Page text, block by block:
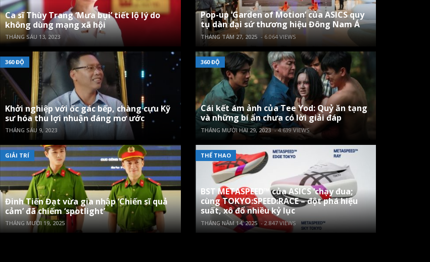
Ca sĩ Thùy Trang ‘Mưa bụi’ tiết lộ lý do
không dùng mạng xã hội
THÁNG SÁU 13, 2023
360 ĐỘ
Khởi nghiệp với ốc gác bếp, chàng cựu Kỹ
sư hóa thu lợi nhuận đáng mơ ước
THÁNG SÁU 9, 2023
GIẢI TRÍ
Đinh Tiến Đạt vừa gia nhập ‘Chiến sĩ quả
cảm’ đã chiếm ‘spotlight’
THÁNG MƯỜI 19, 2025
Pop-up ‘Garden of Motion’ của ASICS quy
tụ dàn đại sứ thương hiệu Đông Nam Á
THÁNG TÁM 27, 2025 - 6.064 VIEWS
360 ĐỘ
Cái kết ám ảnh của Tee Yod: Quỷ ăn tạng
và những bí ẩn chưa có lời giải đáp
THÁNG MƯỜI HAI 29, 2023 - 4.639 VIEWS
THỂ THAO
BST METASPEED™ của ASICS ‘chạy đua;
cùng TOKYO:SPEED:RACE – đột phá hiệu
suất, xô đổ nhiều kỷ lục
THÁNG NĂM 14, 2025 - 2.847 VIEWS